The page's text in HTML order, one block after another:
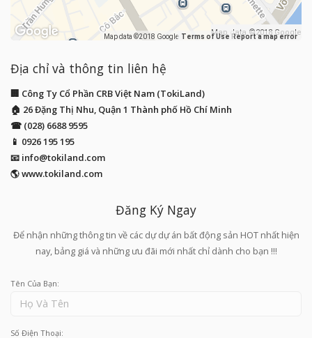
Map data ©2018 Google Map data ©2018 Google
Terms of Use Report a map error
Địa chỉ và thông tin liên hệ
🏢 Công Ty Cổ Phần CRB Việt Nam (TokiLand)
🏠 26 Đặng Thị Nhu, Quận 1 Thành phố Hồ Chí Minh
☎ (028) 6688 9595
📱 0926 195 195
📧 info@tokiland.com
🌎 www.tokiland.com
Đăng Ký Ngay
Để nhận những thông tin về các dự dự án bất động sản HOT nhất hiện
nay, bảng giá và những ưu đãi mới nhất chỉ dành cho bạn !!!
Tên Của Bạn:
Số Điện Thoại: